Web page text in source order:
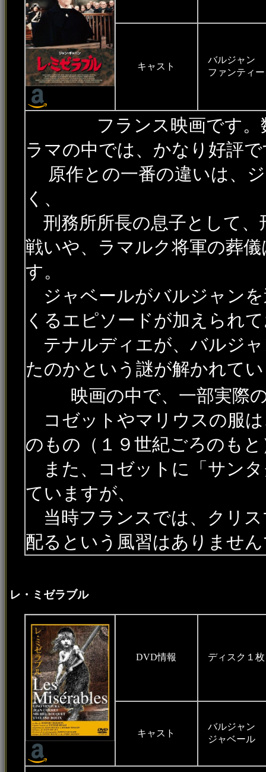
キャスト
バルジャ
ファンテ
フランス映画です
ラマの中では、かなり好評
原作との一番の違いは、
く、
刑務所所長の息子として、
戦いや、ラマルク将軍の葬
す。
ジャベールがバルジャン
くるエピソードが加えられ
テナルディエが、バルジ
たのかという謎が解かれて
映画の中で、一部実際
コゼットやマリウスの服
のもの（１９世紀ごろのも
また、コゼットに「サン
ていますが、
当時フランスでは、クリ
配るという風習はありませ
レ・ミゼラブル
DVD情報 ディスク
キャスト
バルジャン
ジャベール